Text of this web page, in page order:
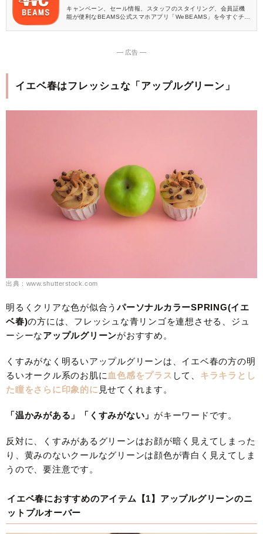
キャンペーン、セール情報、スタッフのスタイリング、会員証機
能が便利なBEAMS公式スマホアプリ「WeBEAMS」を今すぐチェ
― 広告 ―
イエベ春はフレッシュな「アップルグリーン」
出典：www.shutterstock.com
明るくクリアな色が似合うパーソナルカラーSPRING(イエ
ベ春)の方には、フレッシュな青リンゴを連想させる、ジュ
ーシーなアップルグリーンがおすすめ。
くすみがなく明るいアップルグリーンは、イエベ春の方の明
るいオークル系のお肌に血色感をプラス して、 キラキラとし
た瞳をさらに印象的に 見せてくれます。
「温かみがある」「くすみがない」 がキーワードです。
反対に、くすみがあるグリーンはお顔が暗く見えてしまった
り、黄みのないクールなグリーンは顔色が青白く見えてしま
うので、要注意です。
イエベ春におすすめのアイテム【1】アップルグリーンのニ
ットプルオーバー